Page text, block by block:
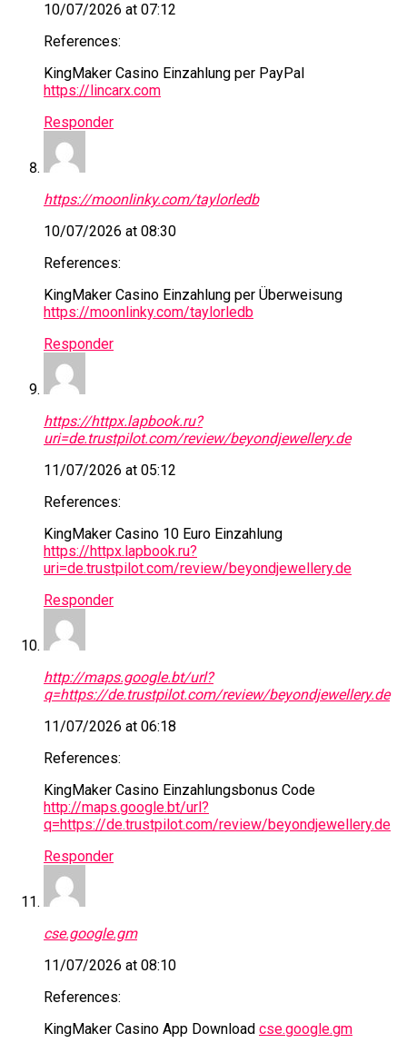
10/07/2026 at 07:12
References:
KingMaker Casino Einzahlung per PayPal
https://lincarx.com
Responder
https://moonlinky.com/taylorledb
10/07/2026 at 08:30
References:
KingMaker Casino Einzahlung per Überweisung
https://moonlinky.com/taylorledb
Responder
https://httpx.lapbook.ru?
uri=de.trustpilot.com/review/beyondjewellery.de
11/07/2026 at 05:12
References:
KingMaker Casino 10 Euro Einzahlung
https://httpx.lapbook.ru?
uri=de.trustpilot.com/review/beyondjewellery.de
Responder
http://maps.google.bt/url?
q=https://de.trustpilot.com/review/beyondjewellery.de
11/07/2026 at 06:18
References:
KingMaker Casino Einzahlungsbonus Code
http://maps.google.bt/url?
q=https://de.trustpilot.com/review/beyondjewellery.de
Responder
cse.google.gm
11/07/2026 at 08:10
References:
KingMaker Casino App Download cse.google.gm